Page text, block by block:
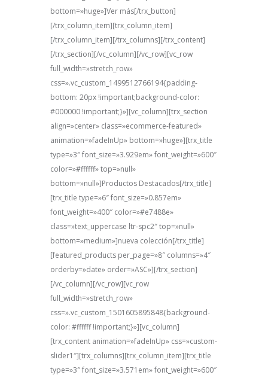
bottom=»huge»]Ver más[/trx_button]
[/trx_column_item][trx_column_item]
[/trx_column_item][/trx_columns][/trx_content]
[/trx_section][/vc_column][/vc_row][vc_row
full_width=»stretch_row»
css=».vc_custom_1499512766194{padding-
bottom: 20px !important;background-color:
#000000 !important;}»][vc_column][trx_section
align=»center» class=»ecommerce-featured»
animation=»fadeInUp» bottom=»huge»][trx_title
type=»3″ font_size=»3.929em» font_weight=»600″
color=»#ffffff» top=»null»
bottom=»null»]Productos Destacados[/trx_title]
[trx_title type=»6″ font_size=»0.857em»
font_weight=»400″ color=»#e7488e»
class=»text_uppercase ltr-spc2″ top=»null»
bottom=»medium»]nueva colección[/trx_title]
[featured_products per_page=»8″ columns=»4″
orderby=»date» order=»ASC»][/trx_section]
[/vc_column][/vc_row][vc_row
full_width=»stretch_row»
css=».vc_custom_1501605895848{background-
color: #ffffff !important;}»][vc_column]
[trx_content animation=»fadeInUp» css=»custom-
slider1″][trx_columns][trx_column_item][trx_title
type=»3″ font_size=»3.571em» font_weight=»600″